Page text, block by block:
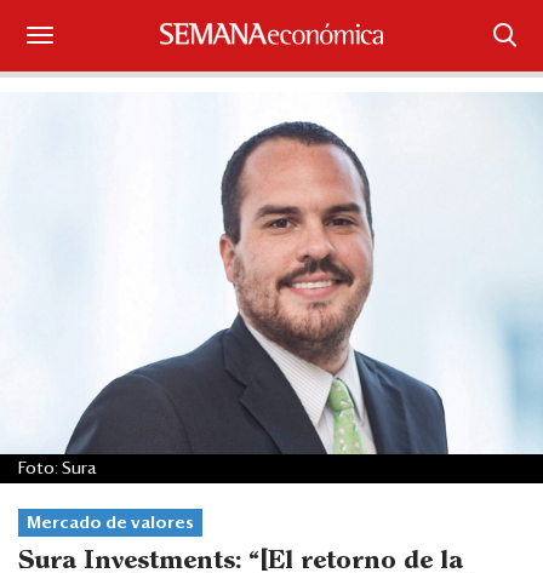
Suscríbase
¿Qué está pasando?
Sectores y Empresas
Management
Economía y Finanzas
Legal y Política
Eventos
Mercado de valores
Sura Investments: “[El retorno de la
Foto: Sura